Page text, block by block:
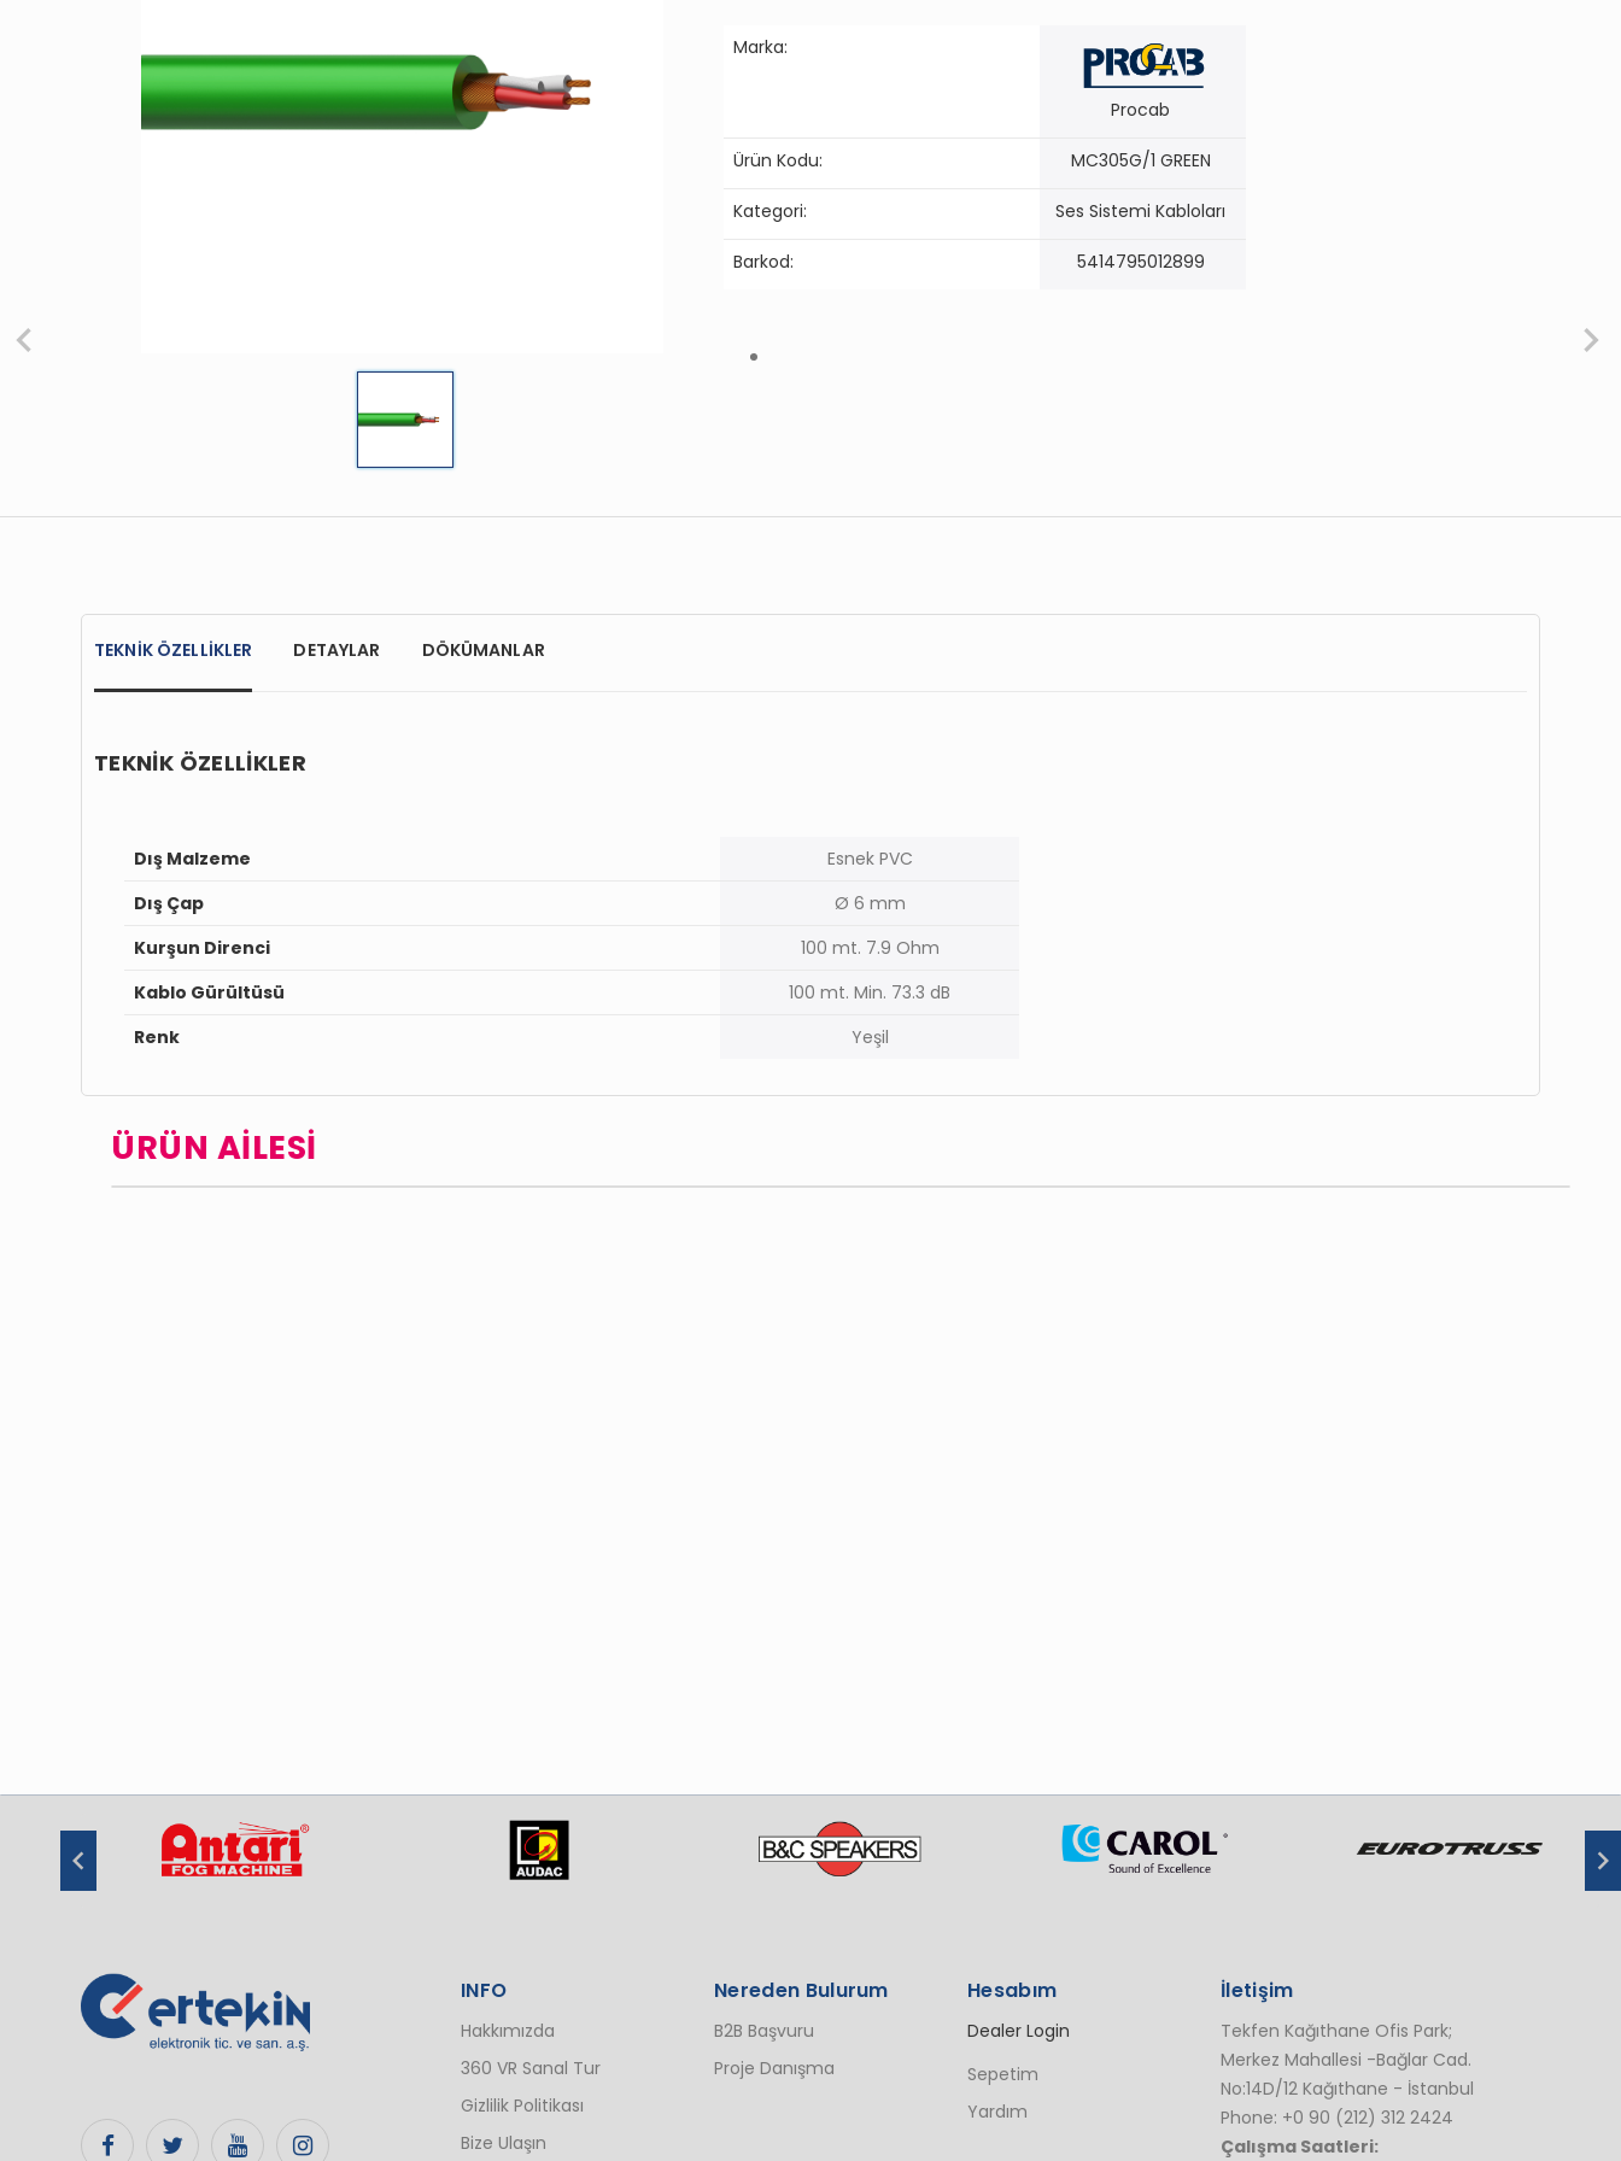
Marka:
Procab
Ürün Kodu: MC305G/1 GREEN
Kategori: Ses Sistemi Kabloları
Barkod: 5414795012899
TEKNİK ÖZELLİKLER DETAYLAR DÖKÜMANLAR
TEKNİK ÖZELLİKLER
Dış Malzeme
Esnek PVC
Dış Çap
Ø 6 mm
Kurşun Direnci
100 mt. 7.9 Ohm
Kablo Gürültüsü
100 mt. Min. 73.3 dB
Renk
Yeşil
ÜRÜN AİLESİ
INFO
Hakkımızda
360 VR Sanal Tur
Gizlilik Politikası
Bize Ulaşın
Nereden Bulurum
B2B Başvuru
Proje Danışma
Hesabım
Dealer Login
Sepetim
Yardım
İletişim
Tekfen Kağıthane Ofis Park;
Merkez Mahallesi -Bağlar Cad.
No:14D/12 Kağıthane - İstanbul
Phone: +0 90 (212) 312 2424
Çalışma Saatleri: